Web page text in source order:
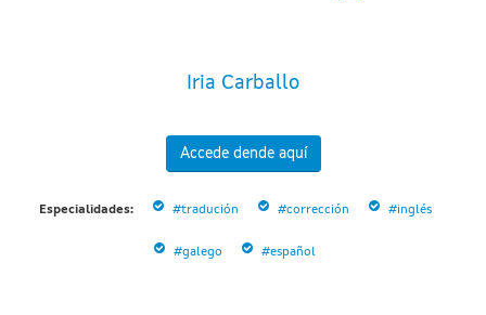
Iria Carballo
Accede dende aquí
Especialidades: #tradución #corrección #inglés
#galego #español